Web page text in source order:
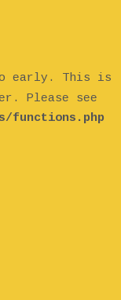
early. This is
Please see
functions.php